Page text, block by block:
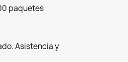
paquetes
Asistencia y